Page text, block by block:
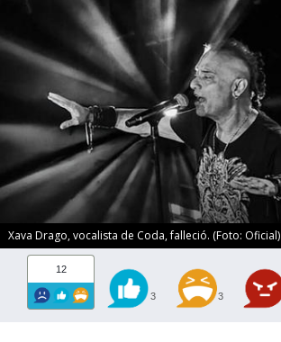
Xava Drago, vocalista de Coda, falleció. (Foto: Oficial)
12
3 3